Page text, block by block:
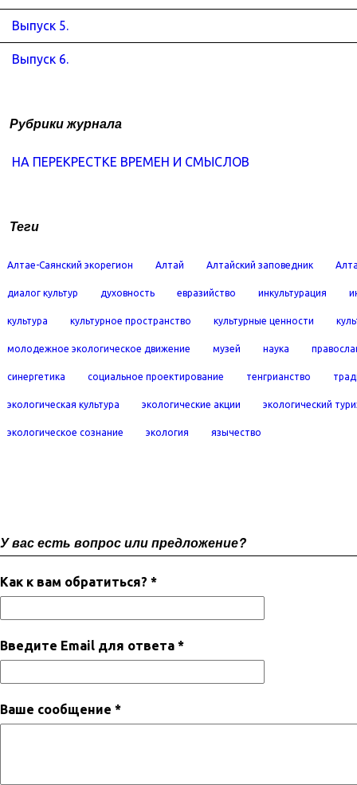
Выпуск 5.
Выпуск 6.
Рубрики журнала
НА ПЕРЕКРЕСТКЕ ВРЕМЕН И СМЫСЛОВ
Теги
Алтае-Саянский экорегион Алтай Алтайский заповедник
диалог культур духовность евразийство инкультурация
культура культурное пространство культурные ценности
молодежное экологическое движение музей наука
синергетика социальное проектирование тенгрианство
экологическая культура экологические акции экологический
экологическое сознание экология язычество
У вас есть вопрос или предложение?
Как к вам обратиться? *
Введите Email для ответа *
Ваше сообщение *